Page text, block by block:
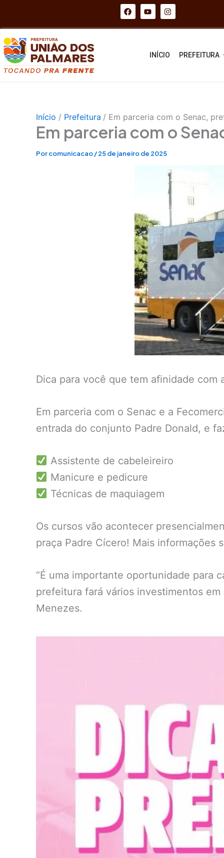
o
conteúdo
F
a
c
e
Y
o
u
t
e
I
n
s
t
r
a
INÍCIO PREFEITURA
Início Prefeitura Em parceria com o Senac,
Em parceria com o
Porcomunicacao/25 de janeiro de 2025
Dica para você que tem afinidade com
Em parceria com o Senac e a
entrada do conjunto Padre Donald, e
Assistente de cabeleireiro
Manicure e pedicure
Técnicas de maquiagem
Os cursos vão acontecer
praça Padre Cícero! Mais informações
“É uma importante oportunidade para
prefeitura fará vários investimentos
Menezes.